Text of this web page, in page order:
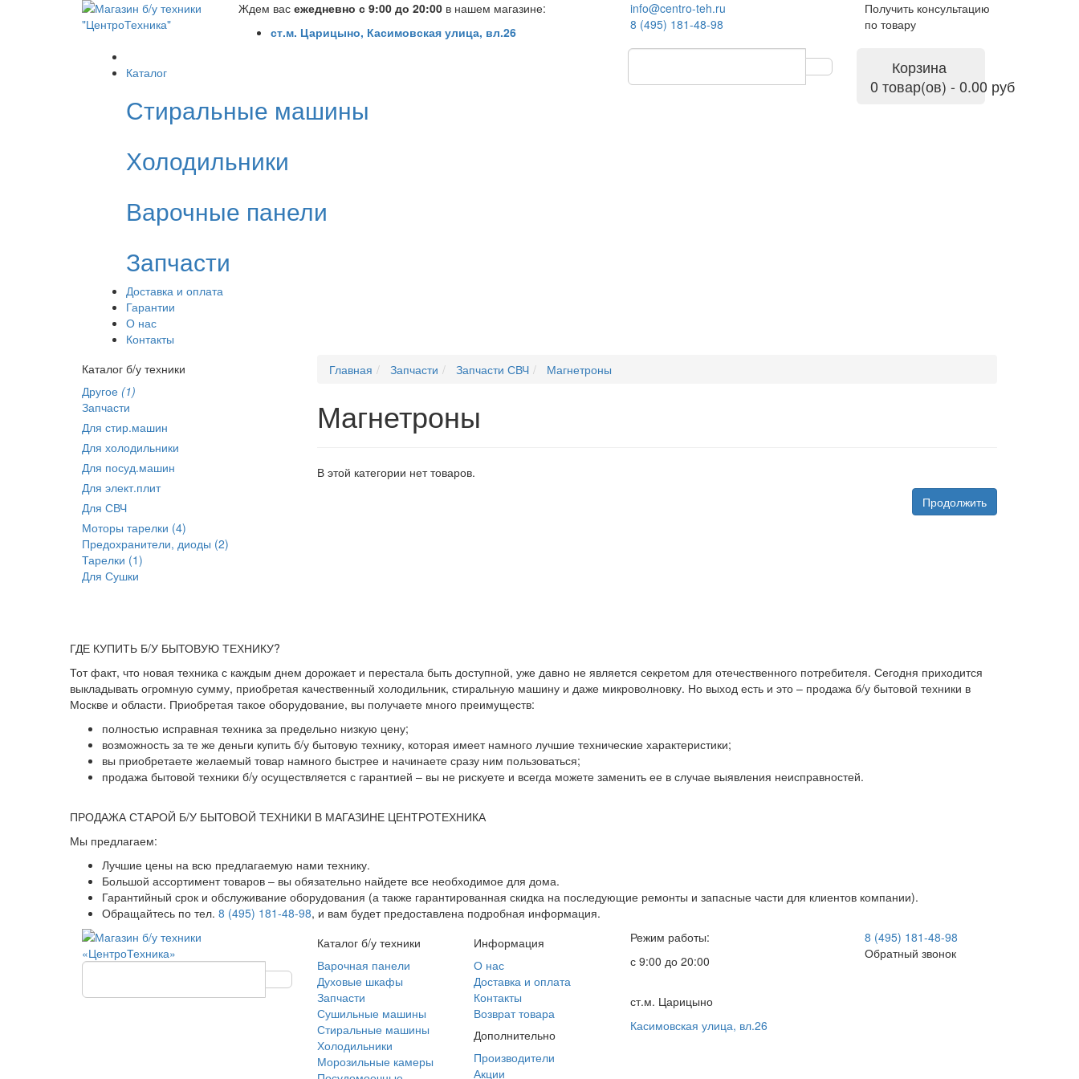
Ждем вас ежедневно с 9:00 до 20:00 в нашем магазине:
ст.м. Царицыно, Касимовская улица, вл.26
info@centro-teh.ru
8 (495) 181-48-98
Получить консультацию
по товару
Каталог
Стиральные машины
Холодильники
Варочные панели
Запчасти
Доставка и оплата
Гарантии
О нас
Контакты
Корзина
0 товар(ов) - 0.00 руб
Каталог б/у техники
Другое (1)
Запчасти
Для стир.машин
Для холодильники
Для посуд.машин
Для элект.плит
Для СВЧ
Моторы тарелки (4)
Предохранители, диоды (2)
Тарелки (1)
Для Сушки
Главная Запчасти Запчасти СВЧ Магнетроны
Магнетроны
В этой категории нет товаров.
Продолжить
ГДЕ КУПИТЬ Б/У БЫТОВУЮ ТЕХНИКУ?
Тот факт, что новая техника с каждым днем дорожает и перестала быть доступной, уже давно не является секретом для отечественного потребителя. Сегодня приходится
выкладывать огромную сумму, приобретая качественный холодильник, стиральную машину и даже микроволновку. Но выход есть и это – продажа б/у бытовой техники в
Москве и области. Приобретая такое оборудование, вы получаете много преимуществ:
полностью исправная техника за предельно низкую цену;
возможность за те же деньги купить б/у бытовую технику, которая имеет намного лучшие технические характеристики;
вы приобретаете желаемый товар намного быстрее и начинаете сразу ним пользоваться;
продажа бытовой техники б/у осуществляется с гарантией – вы не рискуете и всегда можете заменить ее в случае выявления неисправностей.
ПРОДАЖА СТАРОЙ Б/У БЫТОВОЙ ТЕХНИКИ В МАГАЗИНЕ ЦЕНТРОТЕХНИКА
Мы предлагаем:
Лучшие цены на всю предлагаемую нами технику.
Большой ассортимент товаров – вы обязательно найдете все необходимое для дома.
Гарантийный срок и обслуживание оборудования (а также гарантированная скидка на последующие ремонты и запасные части для клиентов компании).
Обращайтесь по тел. 8 (495) 181-48-98, и вам будет предоставлена подробная информация.
Каталог б/у техники
Варочная панели
Духовые шкафы
Запчасти
Сушильные машины
Стиральные машины
Холодильники
Морозильные камеры
Информация
О нас
Доставка и оплата
Контакты
Возврат товара
Дополнительно
Производители
Акции
Режим работы:
с 9:00 до 20:00
ст.м. Царицыно
Касимовская улица, вл.26
8 (495) 181-48-98
Обратный звонок